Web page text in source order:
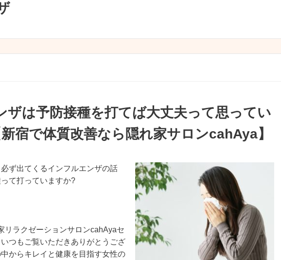
ザは予防接種を打てば大丈夫って思ってい
宿で体質改善なら隠れ家サロンcahAya】
ず出てくるインフルエンザの話
て打っていますか?
リラクゼーションサロンcahAyaセ
つもご覧いただきありがとうござ
からキレイと健康を目指す女性の